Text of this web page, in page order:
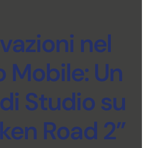
nel
Mobile: Un
Studio su
Road 2”